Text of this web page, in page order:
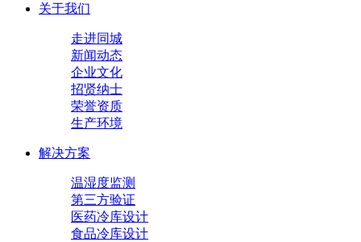
关于我们
走进同城
新闻动态
企业文化
招贤纳士
荣誉资质
生产环境
解决方案
温湿度监测
第三方验证
医药冷库设计
食品冷库设计